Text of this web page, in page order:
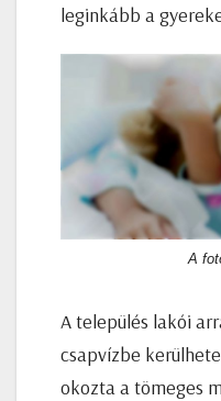
leginkább a
A
A település lakói
csapvízbe
okozta a tömeges